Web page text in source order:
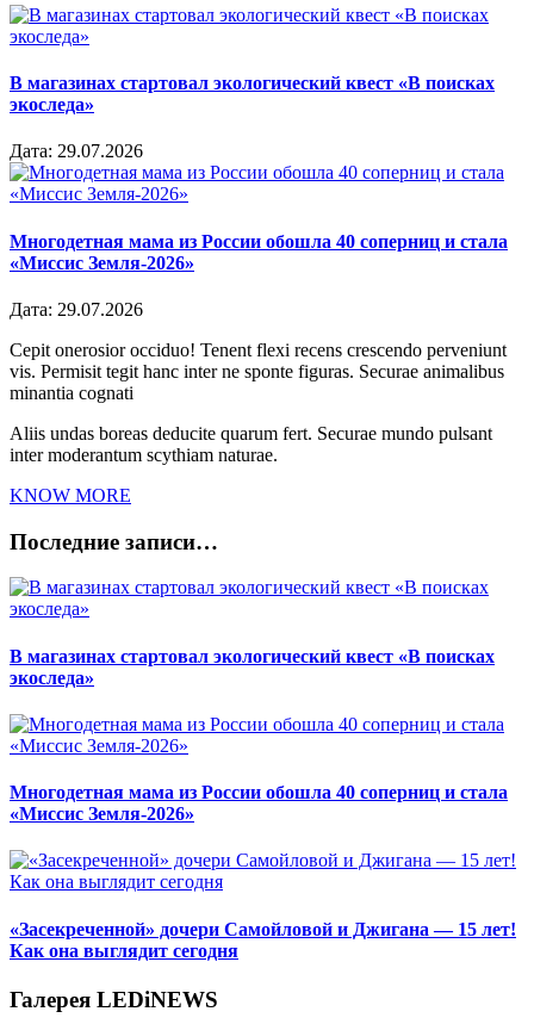
В магазинах стартовал экологический квест «В поисках
экоследа»
Дата: 29.07.2026
Многодетная мама из России обошла 40 соперниц и стала
«Миссис Земля-2026»
Дата: 29.07.2026
Cepit onerosior occiduo! Tenent flexi recens crescendo perveniunt
vis. Permisit tegit hanc inter ne sponte figuras. Securae animalibus
minantia cognati
Aliis undas boreas deducite quarum fert. Securae mundo pulsant
inter moderantum scythiam naturae.
KNOW MORE
Последние записи…
В магазинах стартовал экологический квест «В поисках
экоследа»
Многодетная мама из России обошла 40 соперниц и стала
«Миссис Земля-2026»
«Засекреченной» дочери Самойловой и Джигана — 15 лет!
Как она выглядит сегодня
Галерея LEDiNEWS